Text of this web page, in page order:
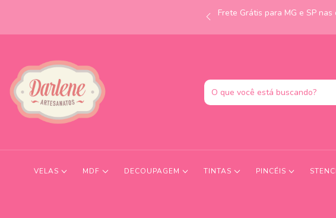
Frete Grátis para MG e SP
VELAS MDF DECOUPAGEM TINTAS PINCÉIS